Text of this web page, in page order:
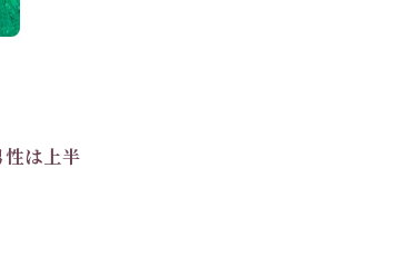
性は上半